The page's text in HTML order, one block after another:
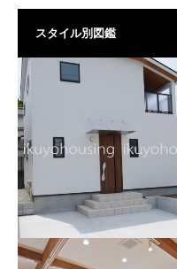
スタイル別図鑑